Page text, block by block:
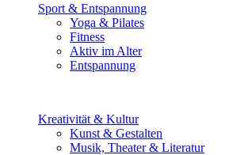
Sport & Entspannung
Yoga & Pilates
Fitness
Aktiv im Alter
Entspannung
Kreativität & Kultur
Kunst & Gestalten
Musik, Theater & Literatur